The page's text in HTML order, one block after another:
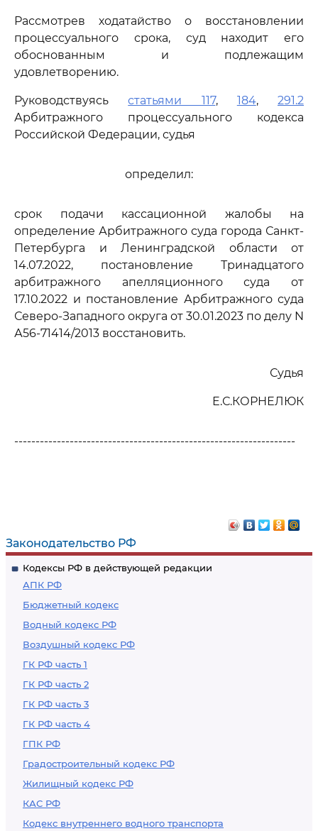
Законодательство РФ
Кодексы РФ в действующей редакции
АПК РФ
Бюджетный кодекс
Водный кодекс РФ
Воздушный кодекс РФ
ГК РФ часть 1
ГК РФ часть 2
ГК РФ часть 3
ГК РФ часть 4
ГПК РФ
Градостроительный кодекс РФ
Жилищный кодекс РФ
КАС РФ
Кодекс внутреннего водного транспорта
Рассмотрев ходатайство о восстановлении
процессуального срока, суд находит его
обоснованным и подлежащим
удовлетворению.
Руководствуясьстатьями 117, 184, 291.2
Арбитражного процессуального кодекса
Российской Федерации, судья
определил:
срок подачи кассационной жалобы на
определение Арбитражного суда города Санкт-
Петербурга и Ленинградской области от
14.07.2022, постановление Тринадцатого
арбитражного апелляционного суда от
17.10.2022 и постановление Арбитражного суда
Северо-Западного округа от 30.01.2023 по делу N
А56-71414/2013 восстановить.
Судья
Е.С.КОРНЕЛЮК
------------------------------------------------------------------